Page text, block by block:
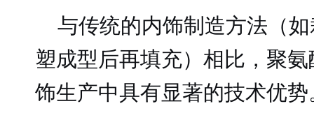
与传统的内饰制造方法（
塑成型后再填充）相比，聚
饰生产中具有显著的技术优